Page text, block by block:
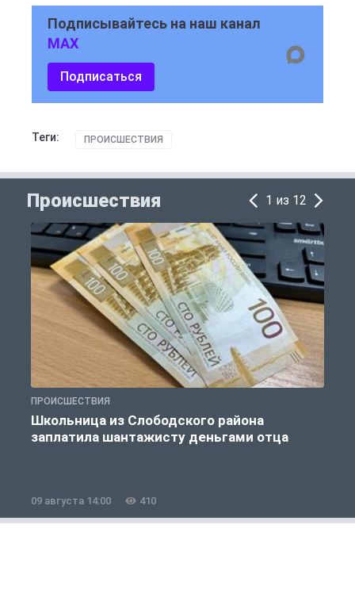
Подписывайтесь на наш канал
MAX
Подписаться
Теги: ПРОИСШЕСТВИЯ
Происшествия 1 из 12
ПРОИСШЕСТВИЯ
Школьница из Слободского района
заплатила шантажисту деньгами отца
09 августа 14:00 410